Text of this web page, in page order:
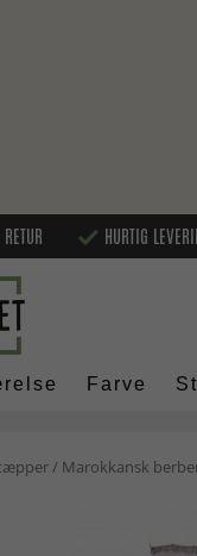
HURTIG
Farve
/ Marokkansk